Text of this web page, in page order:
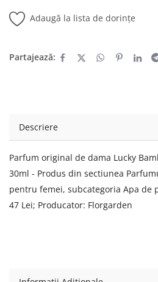
Adaugă la lista de dorințe
Partajează:
Descriere
Parfum original de dama Lucky
30ml - Produs din sectiunea
pentru femei, subcategoria Apa
47 Lei; Producator: Florgarden